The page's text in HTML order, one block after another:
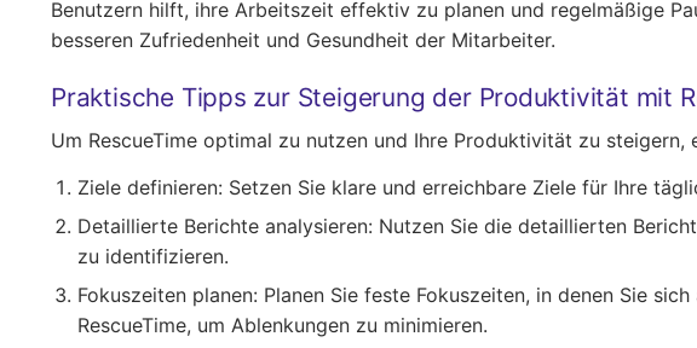
Benutzern hilft, ihre Arbeitszeit effektiv zu planen und regelmäßige
besseren Zufriedenheit und Gesundheit der Mitarbeiter.
Praktische Tipps zur Steigerung der Produktivität mit
Um RescueTime optimal zu nutzen und Ihre Produktivität zu
Ziele definieren: Setzen Sie klare und erreichbare Ziele für Ihre
Detaillierte Berichte analysieren: Nutzen Sie die detaillierten
zu identifizieren.
Fokuszeiten planen: Planen Sie feste Fokuszeiten, in denen Sie
RescueTime, um Ablenkungen zu minimieren.